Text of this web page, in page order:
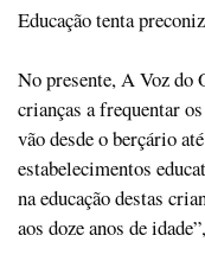
Educação tenta
No presente, A Voz do
crianças a frequentar
vão desde o berçário
estabelecimentos
na educação destas
aos doze anos de